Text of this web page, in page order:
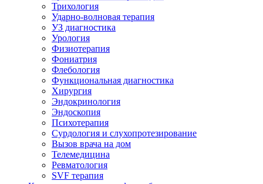
Трихология
Ударно-волновая терапия
УЗ диагностика
Урология
Физиотерапия
Фониатрия
Флебология
Функциональная диагностика
Хирургия
Эндокринология
Эндоскопия
Психотерапия
Сурдология и слухопротезирование
Вызов врача на дом
Телемедицина
Ревматология
SVF терапия